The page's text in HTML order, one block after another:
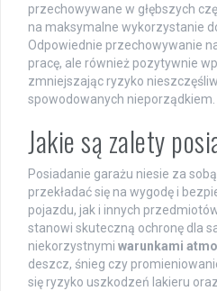
przechowywane w głębszych
na maksymalne wykorzystanie
Odpowiednie przechowywanie
pracę, ale również pozytywnie
zmniejszając ryzyko
spowodowanych nieporządkiem.
Jakie są zalety
Posiadanie garażu niesie za
przekładać się na wygodę i
pojazdu, jak i innych
stanowi skuteczną ochronę dla
niekorzystnymi warunkami
deszcz, śnieg czy
się ryzyko uszkodzeń lakieru